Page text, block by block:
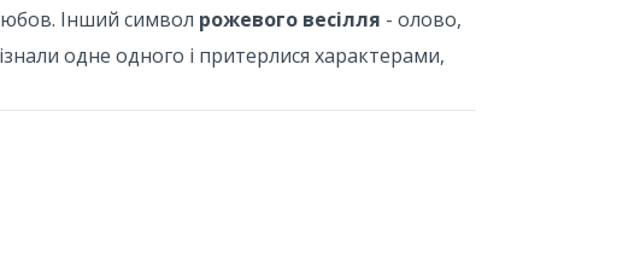
Інший символ рожевого весілля - олово,
одне одного і притерлися характерами,